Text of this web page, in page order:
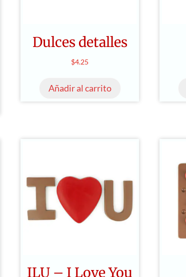
Dulces detalles
$4.25
Añadir al carrito
ILU – I Love You